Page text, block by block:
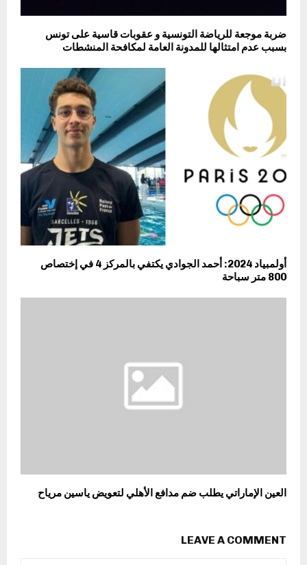
ضربة موجعة للرياضة التونسية و عقوبات قاسية على تونس
بسبب عدم امتثالها للمدونة العامة لمكافحة المنشطات
أولمبياد 2024: أحمد الجوادي يكتفي بالمركز 4 في إختصاص
800 متر سباحة
العين الإماراتي يطلب ضم مدافع الأهلي لتعويض ياسين مرياح
LEAVE A COMMENT